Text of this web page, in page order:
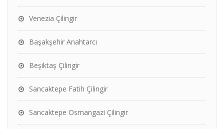
Venezia Çilingir
Başakşehir Anahtarcı
Beşiktaş Çilingir
Sancaktepe Fatih Çilingir
Sancaktepe Osmangazi Çilingir